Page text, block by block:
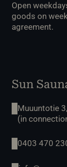
Open
goods on
agreement.
Sun
Muuuntotie
(in
0403 470